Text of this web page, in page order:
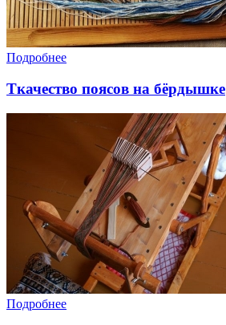
Подробнее
Ткачество поясов на бёрдышке
Подробнее